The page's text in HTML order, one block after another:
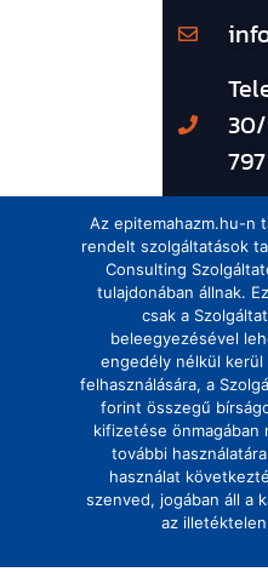
797
Az epitemahazm.hu-n
rendelt szolgáltatások
Consulting
tulajdonában állnak.
csak a
beleegyezésével
engedély nélkül kerül
felhasználására, a
forint összegű
kifizetése önmagában
további
használat
szenved, jogában áll a
az